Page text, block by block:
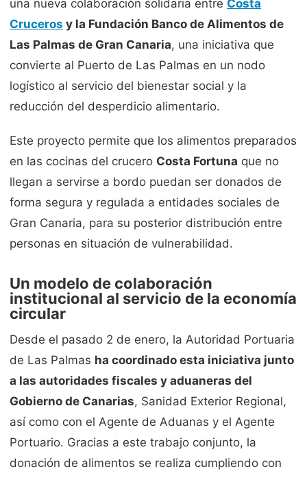
una nueva colaboración solidaria entre Costa
Cruceros y la Fundación Banco de Alimentos de
Las Palmas de Gran Canaria, una iniciativa que
convierte al Puerto de Las Palmas en un nodo
logístico al servicio del bienestar social y la
reducción del desperdicio alimentario.
Este proyecto permite que los alimentos preparados
en las cocinas del crucero Costa Fortuna que no
llegan a servirse a bordo puedan ser donados de
forma segura y regulada a entidades sociales de
Gran Canaria, para su posterior distribución entre
personas en situación de vulnerabilidad.
Un modelo de colaboración
institucional al servicio de la economía
circular
Desde el pasado 2 de enero, la Autoridad Portuaria
de Las Palmas ha coordinado esta iniciativa junto
a las autoridades fiscales y aduaneras del
Gobierno de Canarias, Sanidad Exterior Regional,
así como con el Agente de Aduanas y el Agente
Portuario. Gracias a este trabajo conjunto, la
donación de alimentos se realiza cumpliendo con